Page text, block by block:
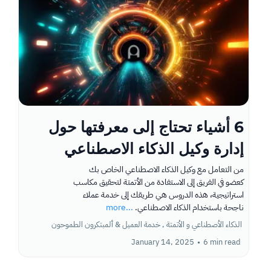
6 أشياء تحتاج إلى معرفتها حول
إدارة وكيل الذكاء الاصطناعي
من التعامل مع وكيل الذكاء الاصطناعي الخاص بك
كعضو في الفريق إلى الاستفادة من الأتمتة لتحقيق مكاسب
استراتيجية، هذه الدروس هي طريقك إلى خدمة عملاء
ناجحة باستخدام الذكاء الاصطناعي. ...more
الذكاء الأصطناعي و الأتمتة , خدمة العميل & ألمبتكرون الطموحون
January 14, 2025 • 6 min read